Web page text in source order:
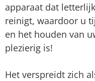
apparaat dat
reinigt, waardoor u
en het houden van
plezierig is!
Het verspreidt zich